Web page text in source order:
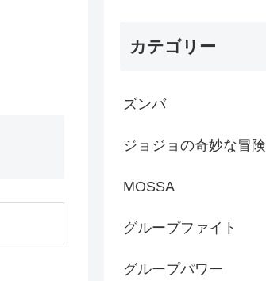
カテゴリー
ズンバ
ジョジョの奇妙な冒険
MOSSA
グループファイト
グループパワー